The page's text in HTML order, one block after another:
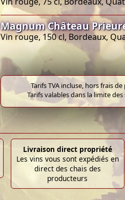
Magnum Château
Vin rouge, 150 cl, Bordeaux,
Tarifs TVA incluse, hors frais
Tarifs valables dans la limite
Livraison direct propriété
Les vins vous sont expédiés en
direct des chais des
producteurs